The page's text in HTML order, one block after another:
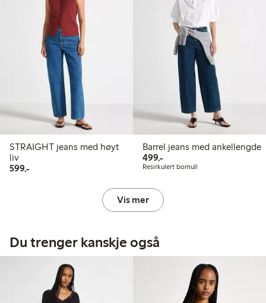
STRAIGHT jeans med høyt
liv
599,-599,00 kr
Barrel jeans med ankellengde
499,-499,00 kr
Resirkulert bomull
Vis mer
Du trenger kanskje også